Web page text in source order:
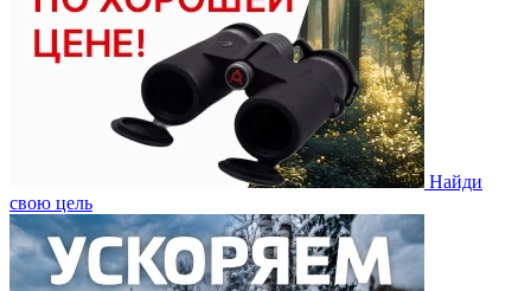
Найди
свою цель